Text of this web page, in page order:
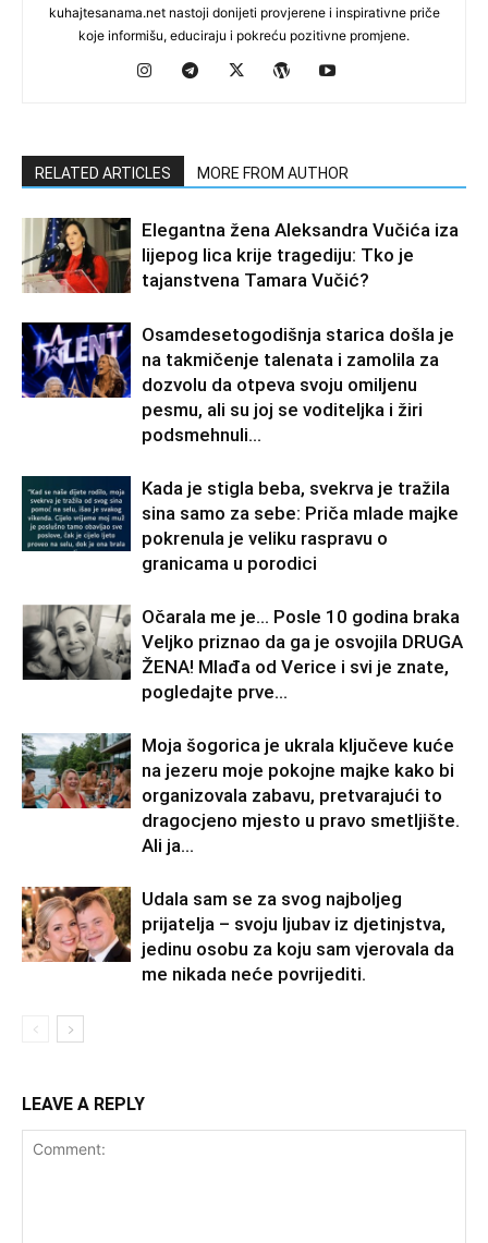
kuhajtesanama.net nastoji donijeti provjerene i inspirativne priče
koje informišu, educiraju i pokreću pozitivne promjene.
RELATED ARTICLES MORE FROM AUTHOR
Elegantna žena Aleksandra Vučića iza
lijepog lica krije tragediju: Tko je
tajanstvena Tamara Vučić?
Osamdesetogodišnja starica došla je
na takmičenje talenata i zamolila za
dozvolu da otpeva svoju omiljenu
pesmu, ali su joj se voditeljka i žiri
podsmehnuli...
Kada je stigla beba, svekrva je tražila
sina samo za sebe: Priča mlade majke
pokrenula je veliku raspravu o
granicama u porodici
Očarala me je… Posle 10 godina braka
Veljko priznao da ga je osvojila DRUGA
ŽENA! Mlađa od Verice i svi je znate,
pogledajte prve...
Moja šogorica je ukrala ključeve kuće
na jezeru moje pokojne majke kako bi
organizovala zabavu, pretvarajući to
dragocjeno mjesto u pravo smetljište.
Ali ja...
Udala sam se za svog najboljeg
prijatelja – svoju ljubav iz djetinjstva,
jedinu osobu za koju sam vjerovala da
me nikada neće povrijediti.
LEAVE A REPLY